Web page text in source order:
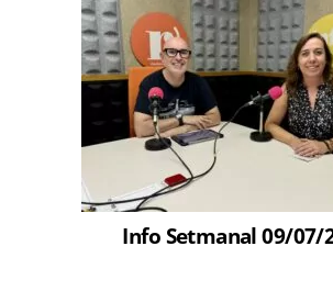
Info Setmanal 09/07/